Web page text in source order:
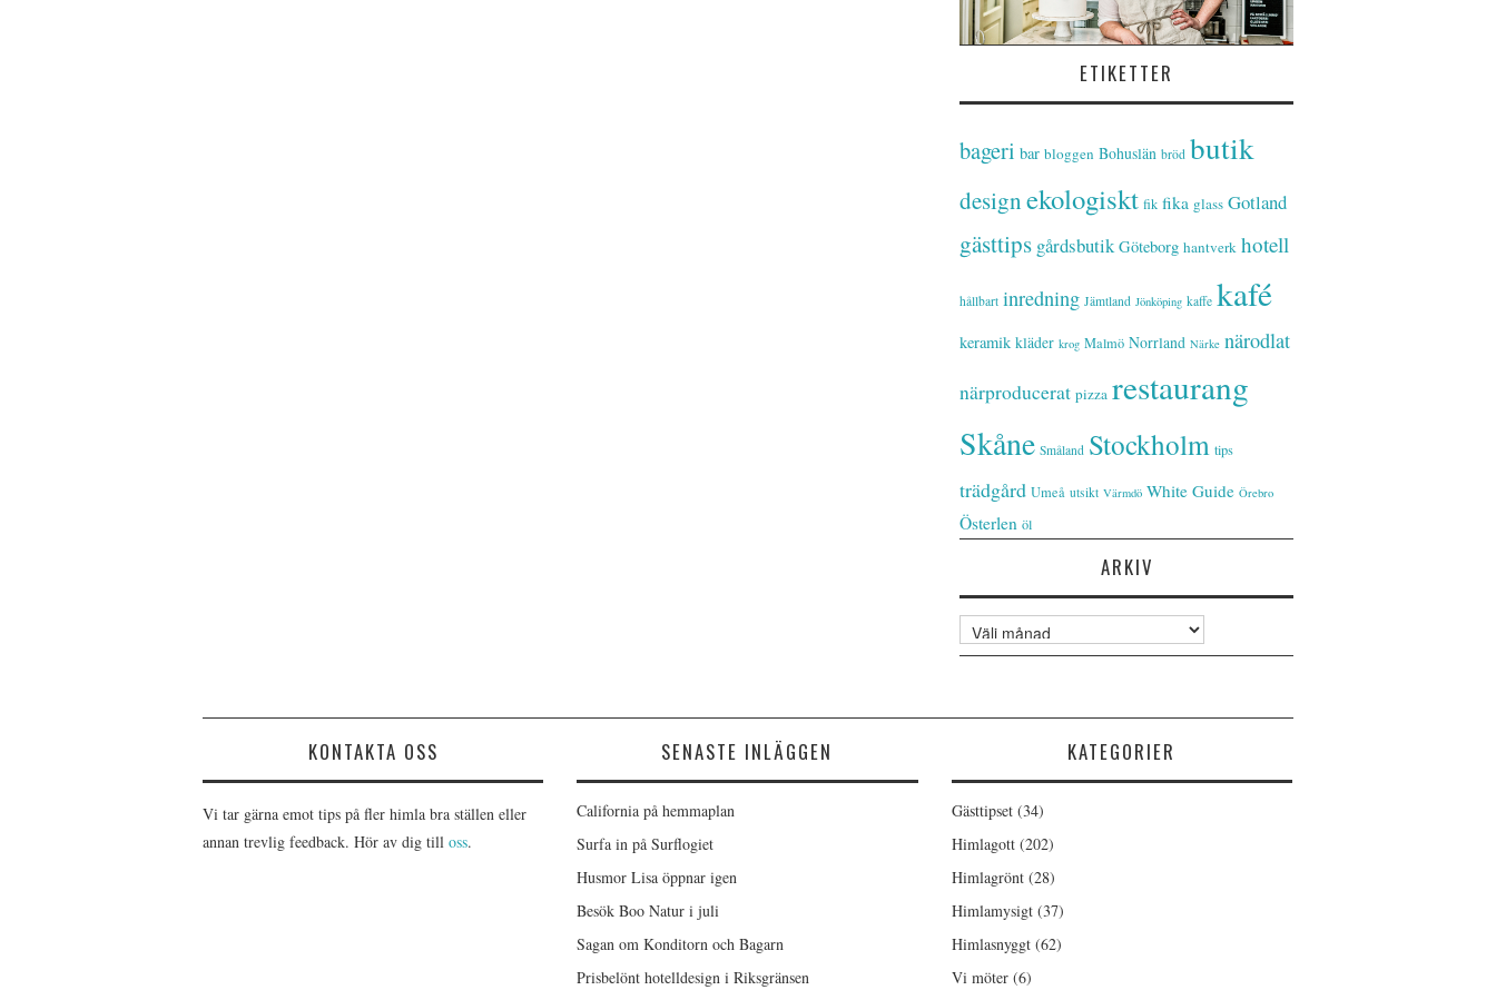
ETIKETTER
bageri bar bloggen Bohuslän bröd butik
designekologiskt fik fika glass Gotland
gästtips gårdsbutik Göteborg hantverk hotell
hållbart inredning Jämtland Jönköping kaffe kafé
keramik kläder krog Malmö Norrland Närke närodlat
närproducerat pizza restaurang
Skåne Småland Stockholm tips
trädgård Umeå utsikt Värmdö White Guide Örebro
Österlen öl
ARKIV
Arkiv
KONTAKTA OSS
Vi tar gärna emot tips på fler himla bra ställen eller
annan trevlig feedback. Hör av dig till oss.
SENASTE INLÄGGEN
California på hemmaplan
Surfa in på Surflogiet
Husmor Lisa öppnar igen
Besök Boo Natur i juli
Sagan om Konditorn och Bagarn
Prisbelönt hotelldesign i Riksgränsen
KATEGORIER
Gästtipset(34)
Himlagott(202)
Himlagrönt(28)
Himlamysigt(37)
Himlasnyggt(62)
Vi möter(6)